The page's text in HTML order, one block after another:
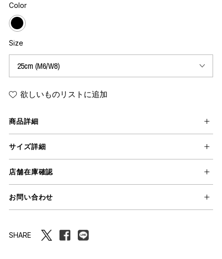
Color
Size
欲しいものリストに追加
商品詳細
サイズ詳細
店舗在庫確認
お問い合わせ
SHARE